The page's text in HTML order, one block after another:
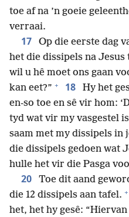
toe af na ’n goeie
verraai.
17 Op die eerste dag
het die dissipels na Jesus
wil u hê moet ons gaan
kan eet?” + 18
Hy het
en-so toe en sê vir hom:
tyd wat vir my vasgestel
saam met my dissipels in
die dissipels gedoen wat
hulle het vir die Pasga
20 Toe dit aand
die 12 dissipels aan tafel. +
het, het hy gesê: